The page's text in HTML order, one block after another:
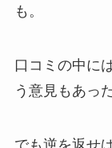
も。
口コミの中に
う意見もあっ
でも逆を返せ